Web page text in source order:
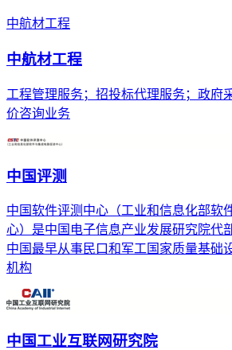
中航材工程
中航材工程
工程管理服务；招投标代理服务；政府
价咨询业务
中国评测
中国软件评测中心（工业和信息化部软
心）是中国电子信息产业发展研究院代
中国最早从事民口和军工国家质量基础
机构
中国工业互联网研究院